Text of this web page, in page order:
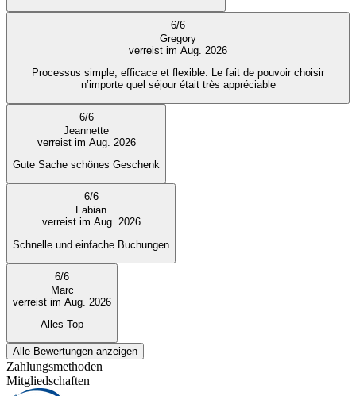
6/6
Gregory
verreist im Aug. 2026
Processus simple, efficace et flexible. Le fait de pouvoir choisir
n’importe quel séjour était très appréciable
6/6
Jeannette
verreist im Aug. 2026
Gute Sache schönes Geschenk
6/6
Fabian
verreist im Aug. 2026
Schnelle und einfache Buchungen
6/6
Marc
verreist im Aug. 2026
Alles Top
Alle Bewertungen anzeigen
Zahlungsmethoden
Mitgliedschaften